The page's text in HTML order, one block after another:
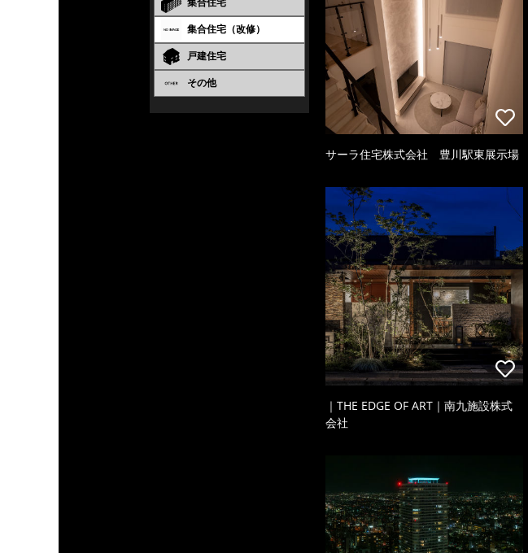
集合住宅（改修）
戸建住宅
その他
サーラ住宅株式会社 豊川駅東展示場
｜THE EDGE OF ART｜南九施設株式
会社